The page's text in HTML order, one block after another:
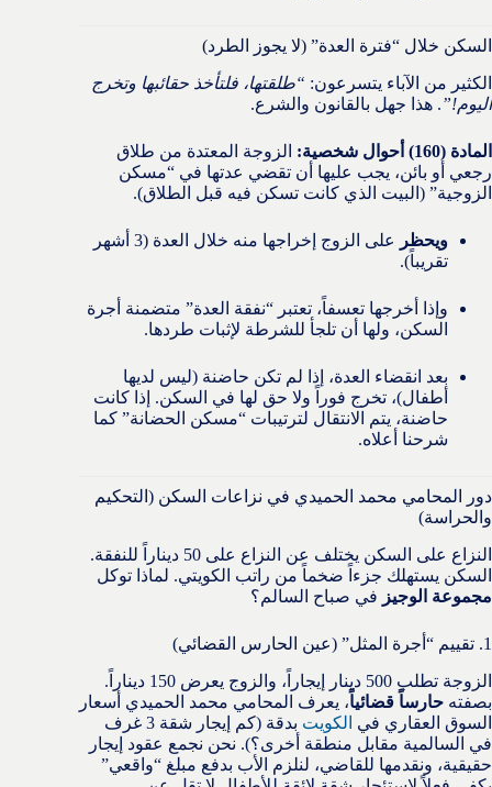
السكن خلال “فترة العدة” (لا يجوز الطرد)
الكثير من الآباء يتسرعون: “طلقتها، فلتأخذ حقائبها وتخرج
اليوم!”. هذا جهل بالقانون والشرع.
المادة (160) أحوال شخصية:
الزوجة المعتدة من طلاق
رجعي أو بائن، يجب عليها أن تقضي عدتها في “مسكن
الزوجية” (البيت الذي كانت تسكن فيه قبل الطلاق).
ويحظر
على الزوج إخراجها منه خلال العدة (3 أشهر
تقريباً).
وإذا أخرجها تعسفاً، تعتبر “نفقة العدة” متضمنة أجرة
السكن، ولها أن تلجأ للشرطة لإثبات طردها.
بعد انقضاء العدة، إذا لم تكن حاضنة (ليس لديها
أطفال)، تخرج فوراً ولا حق لها في السكن. إذا كانت
حاضنة، يتم الانتقال لترتيبات “مسكن الحضانة” كما
شرحنا أعلاه.
دور المحامي محمد الحميدي في نزاعات السكن (التحكيم
والحراسة)
النزاع على السكن يختلف عن النزاع على 50 ديناراً للنفقة.
السكن يستهلك جزءاً ضخماً من راتب الكويتي. لماذا توكل
مجموعة الوجيز في صباح السالم؟
1. تقييم “أجرة المثل” (عين الحارس القضائي)
الزوجة تطلب 500 دينار إيجاراً، والزوج يعرض 150 ديناراً.
بصفته حارساً قضائياً، يعرف المحامي محمد الحميدي أسعار
السوق العقاري في الكويت
بدقة (كم إيجار شقة 3 غرف
في السالمية مقابل منطقة أخرى؟). نحن نجمع عقود إيجار
حقيقية، ونقدمها للقاضي، لنلزم الأب بدفع مبلغ “واقعي”